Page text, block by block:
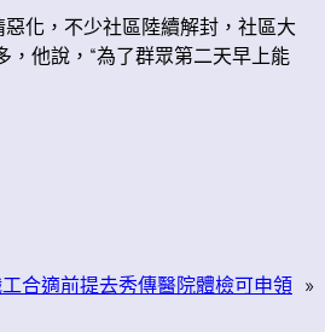
化，不少社區陸續解封，社區大
，他說，“為了群眾第二天早上能
合適前提去秀傳醫院體檢可申領 »